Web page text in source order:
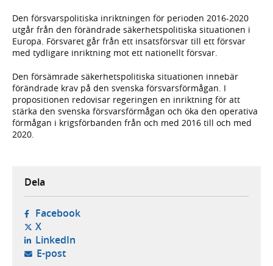
Den försvarspolitiska inriktningen för perioden 2016-2020
utgår från den förändrade säkerhetspolitiska situationen i
Europa. Försvaret går från ett insatsförsvar till ett försvar
med tydligare inriktning mot ett nationellt försvar.
Den försämrade säkerhetspolitiska situationen innebär
förändrade krav på den svenska försvarsförmågan. I
propositionen redovisar regeringen en inriktning för att
stärka den svenska försvarsförmågan och öka den operativa
förmågan i krigsförbanden från och med 2016 till och med
2020.
Dela
Facebook- öppnas i ny flik, extern webbplats,
X- öppnas i ny flik, extern webbplats,
LinkedIn- öppnas i ny flik, extern webbplats,
E-post- öppnar din e-postklient,